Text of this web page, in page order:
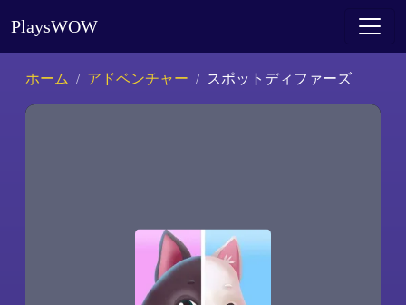
PlaysWOW
ホーム アドベンチャー スポットディファーズ